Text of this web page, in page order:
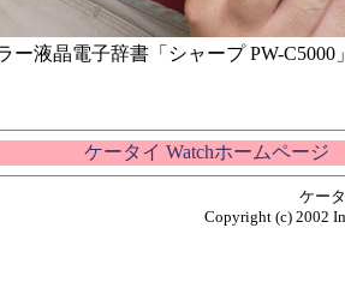
ー液晶電子辞書「シャープ PW-
ケータイ Watchホームページ
ケー
Copyright (c) 2002